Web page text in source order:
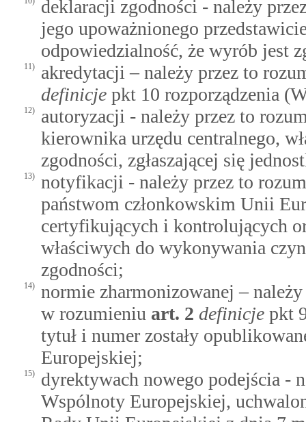
deklaracji zgodności - należy
jego upoważnionego
odpowiedzialność, że wyrób jest
11)
akredytacji – należy przez to
definicje pkt 10 rozporządzenia
12)
autoryzacji - należy przez to
kierownika urzędu centralnego,
zgodności, zgłaszającej się
13)
notyfikacji - należy przez to
państwom członkowskim Unii
certyfikujących i kontrolujących
właściwych do wykonywania
zgodności;
14)
normie zharmonizowanej –
w rozumieniu art. 2 definicje pkt
tytuł i numer zostały
Europejskiej;
15)
dyrektywach nowego podejścia -
Wspólnoty Europejskiej,